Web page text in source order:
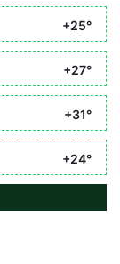
+25°
+27°
+31°
+24°